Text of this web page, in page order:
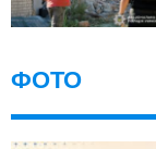
ФОТО